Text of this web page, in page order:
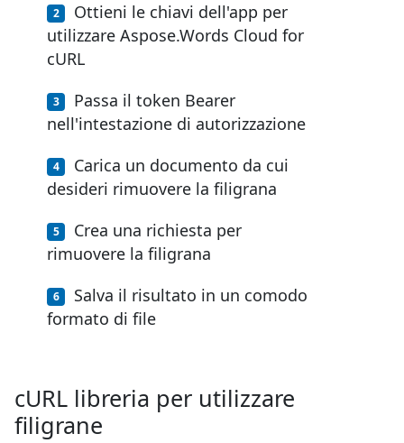
Ottieni le chiavi dell'app per
utilizzare Aspose.Words Cloud for
cURL
Passa il token Bearer
nell'intestazione di autorizzazione
Carica un documento da cui
desideri rimuovere la filigrana
Crea una richiesta per
rimuovere la filigrana
Salva il risultato in un comodo
formato di file
cURL libreria per utilizzare
filigrane